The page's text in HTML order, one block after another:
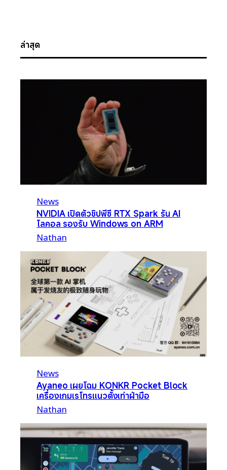
ล่าสุด
News
NVIDIA เปิดตัวชิปพีซี RTX Spark รัน AI
โลคอล รองรับ Windows on ARM
Nathan
News
Ayaneo เผยโฉม KONKR Pocket Block
เครื่องเกมเรโทรแนวตั้งเท่าฝ่ามือ
Nathan